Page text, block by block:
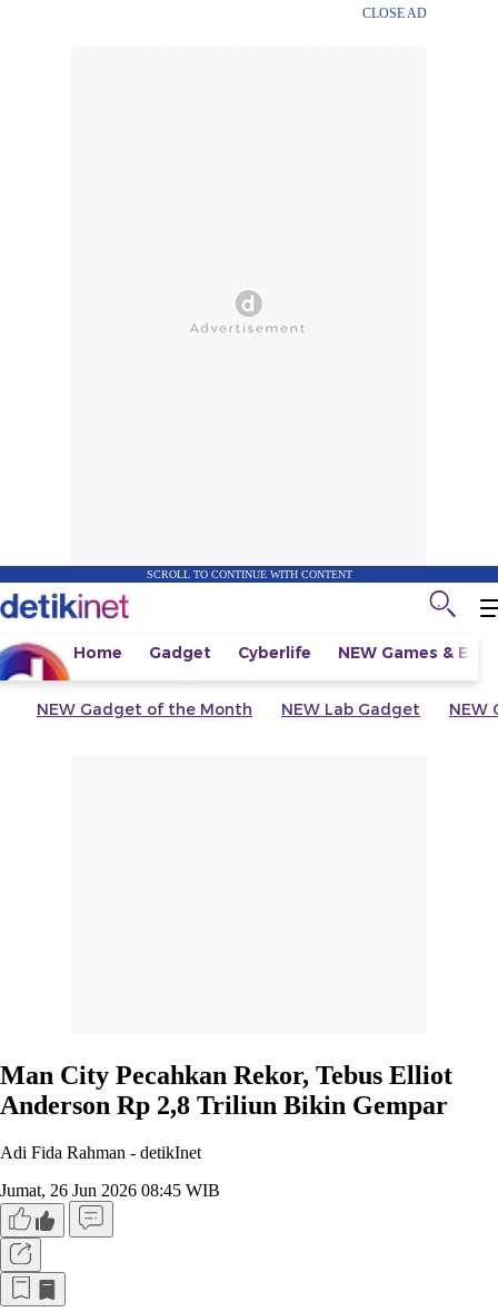
CLOSE AD
SCROLL TO CONTINUE WITH CONTENT
Home Gadget Cyberlife NEW Games &
NEW Gadget of the Month NEW Lab Gadget NEW
Man City Pecahkan Rekor, Tebus Elliot
Anderson Rp 2,8 Triliun Bikin Gempar
Adi Fida Rahman - detikInet
Jumat, 26 Jun 2026 08:45 WIB